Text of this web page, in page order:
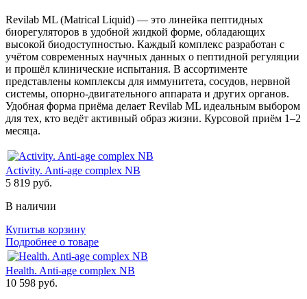
Revilab ML (Matrical Liquid) — это линейка пептидных
биорегуляторов в удобной жидкой форме, обладающих
высокой биодоступностью. Каждый комплекс разработан с
учётом современных научных данных о пептидной регуляции
и прошёл клинические испытания. В ассортименте
представлены комплексы для иммунитета, сосудов, нервной
системы, опорно-двигательного аппарата и других органов.
Удобная форма приёма делает Revilab ML идеальным выбором
для тех, кто ведёт активный образ жизни. Курсовой приём 1–2
месяца.
Activity. Anti-age complex NB
5 819 руб.
В наличии
Купитьв корзину
Подробнее о товаре
Health. Anti-age complex NB
10 598 руб.